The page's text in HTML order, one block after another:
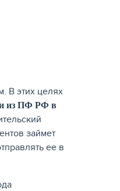
В этих целях
из ПФ РФ в
займет
ее в